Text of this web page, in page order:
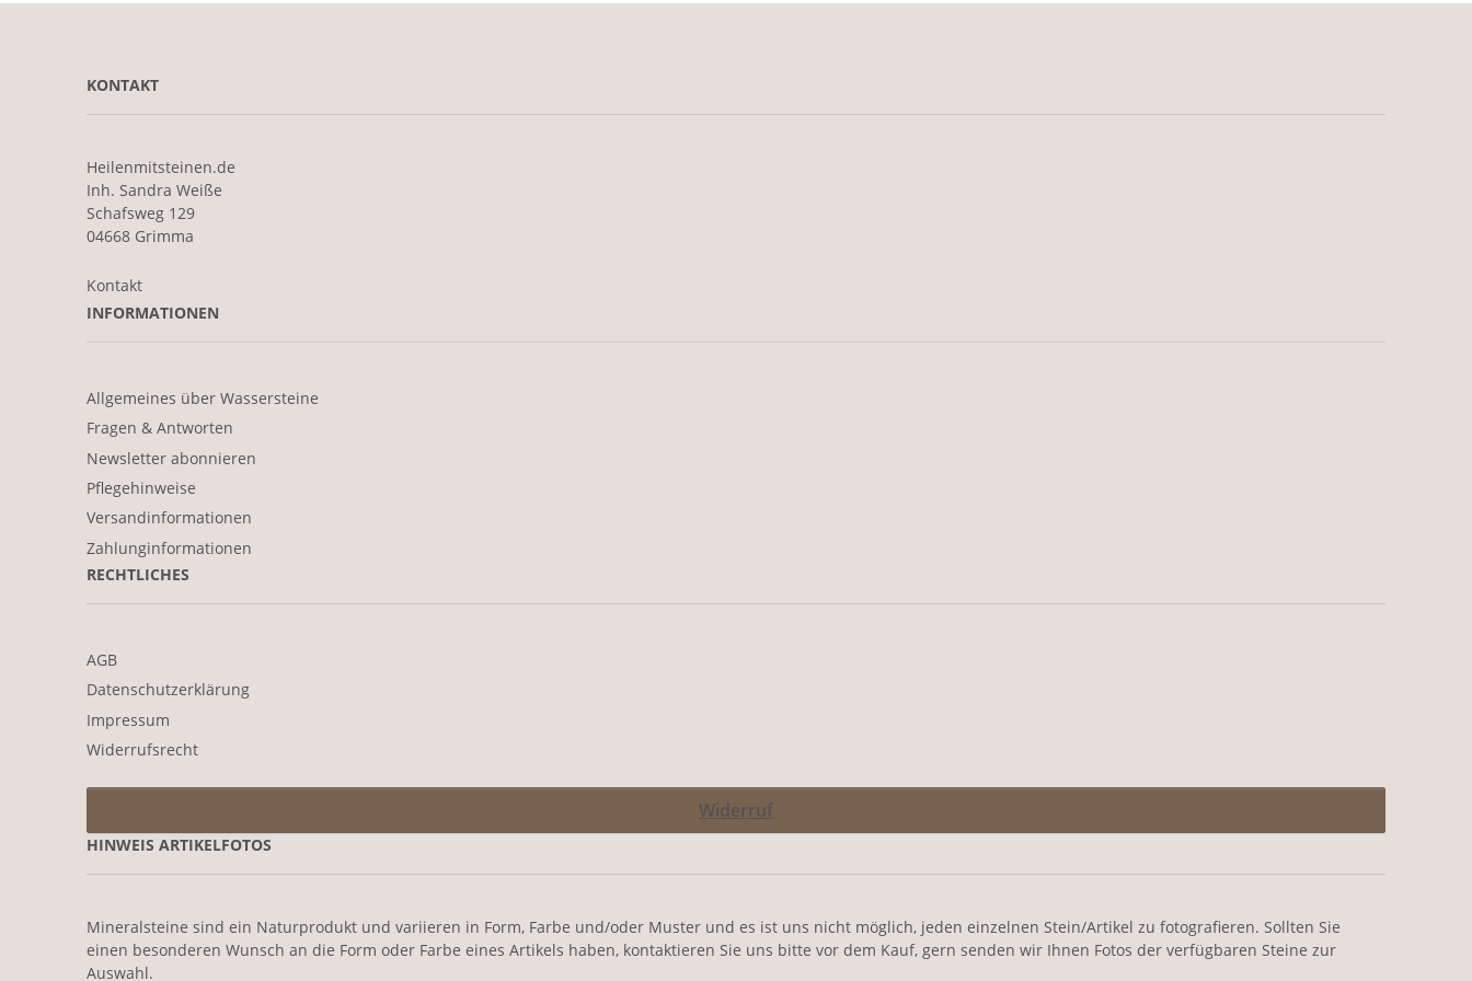
KONTAKT
Heilenmitsteinen.de
Inh. Sandra Weiße
Schafsweg 129
04668 Grimma
Kontakt
INFORMATIONEN
Allgemeines über Wassersteine
Fragen & Antworten
Newsletter abonnieren
Pflegehinweise
Versandinformationen
Zahlunginformationen
RECHTLICHES
AGB
Datenschutzerklärung
Impressum
Widerrufsrecht
Widerruf
HINWEIS ARTIKELFOTOS
Mineralsteine sind ein Naturprodukt und variieren in Form, Farbe und/oder Muster und es ist uns nicht möglich, jeden einzelnen Stein/Artikel zu fotografieren. Sollten Sie
einen besonderen Wunsch an die Form oder Farbe eines Artikels haben, kontaktieren Sie uns bitte vor dem Kauf, gern senden wir Ihnen Fotos der verfügbaren Steine zur
Auswahl.